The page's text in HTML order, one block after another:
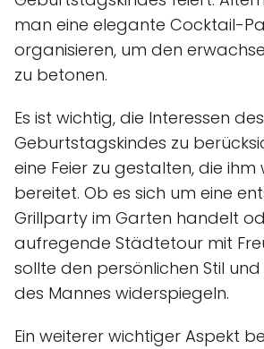
man eine elegante Cocktail-
organisieren, um den
zu betonen.
Es ist wichtig, die Interessen des
Geburtstagskindes zu
eine Feier zu gestalten, die ihm
bereitet. Ob es sich um eine
Grillparty im Garten handelt
aufregende Städtetour mit
sollte den persönlichen Stil
des Mannes widerspiegeln.
Ein weiterer wichtiger Aspekt